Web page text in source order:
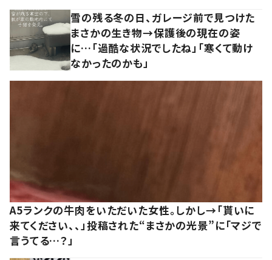
雪の残る冬の日、ガレージ前で見つけた
まさかの生き物→保護後の現在の姿
に…「過酷な状況でしたね」「寒くて動け
なかったのかも」
A5ランクの牛肉をいただいた女性。しかし→「貰いに
来てください、、」投稿された“まさかの光景”に「マジで
言うてる…？」